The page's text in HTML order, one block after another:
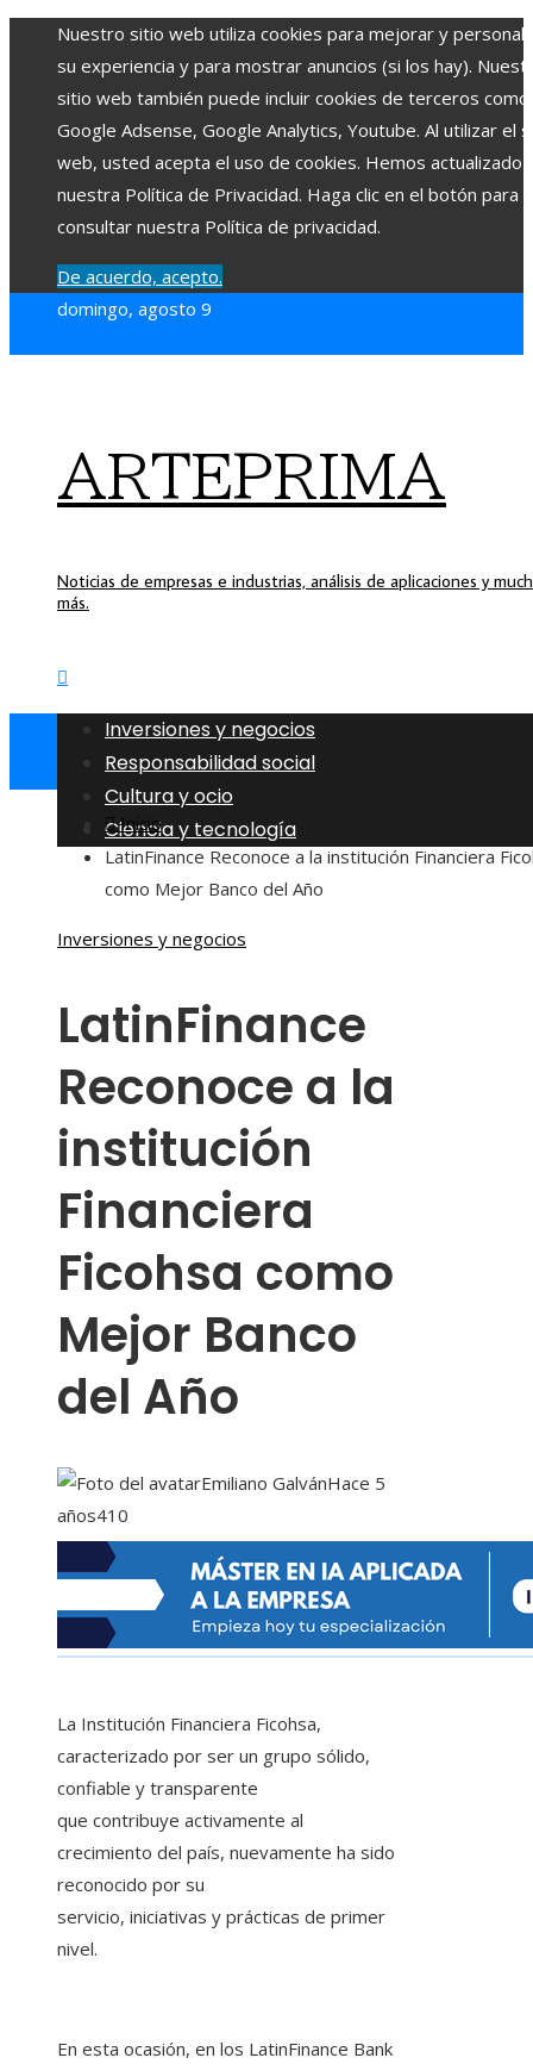
Nuestro sitio web utiliza cookies para mejorar y
su experiencia y para mostrar anuncios (si los hay).
sitio web también puede incluir cookies de terceros como
Google Adsense, Google Analytics, Youtube. Al utilizar el
web, usted acepta el uso de cookies. Hemos actualizado
nuestra Política de Privacidad. Haga clic en el botón para
consultar nuestra Política de privacidad.
De acuerdo, acepto.
domingo, agosto 9
ARTEPRIMA
Noticias de empresas e industrias, análisis de aplicaciones y
más.
Inversiones y negocios
Responsabilidad social
Cultura y ocio
Ciencia y tecnología
Inicio
LatinFinance Reconoce a la institución Financiera
como Mejor Banco del Año
Inversiones y negocios
LatinFinance
Reconoce a la
institución
Financiera
Ficohsa como
Mejor Banco
del Año
Emiliano GalvánHace 5
años410
La Institución Financiera Ficohsa,
caracterizado por ser un grupo sólido,
confiable y transparente
que contribuye activamente al
crecimiento del país, nuevamente ha sido
reconocido por su
servicio, iniciativas y prácticas de primer
nivel.
En esta ocasión, en los LatinFinance Bank